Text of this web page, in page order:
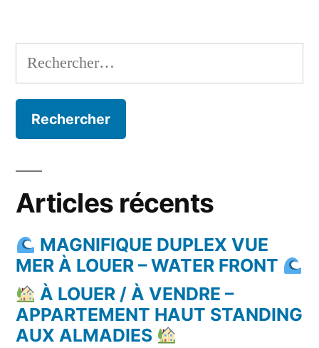
Rechercher :
Articles récents
MAGNIFIQUE DUPLEX VUE
MER À LOUER – WATER FRONT
À LOUER / À VENDRE –
APPARTEMENT HAUT STANDING
AUX ALMADIES